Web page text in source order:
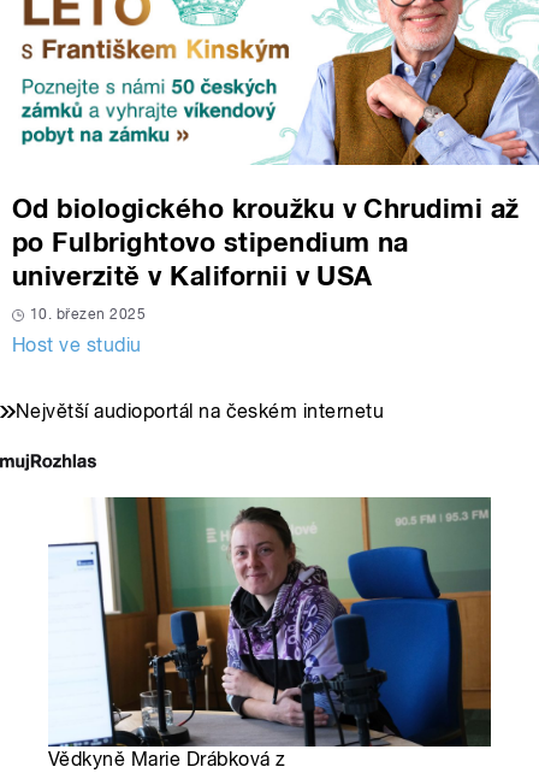
Od biologického kroužku v Chrudimi až
po Fulbrightovo stipendium na
univerzitě v Kalifornii v USA
10. březen 2025
Host ve studiu
Největší audioportál na českém internetu
Vědkyně Marie Drábková z